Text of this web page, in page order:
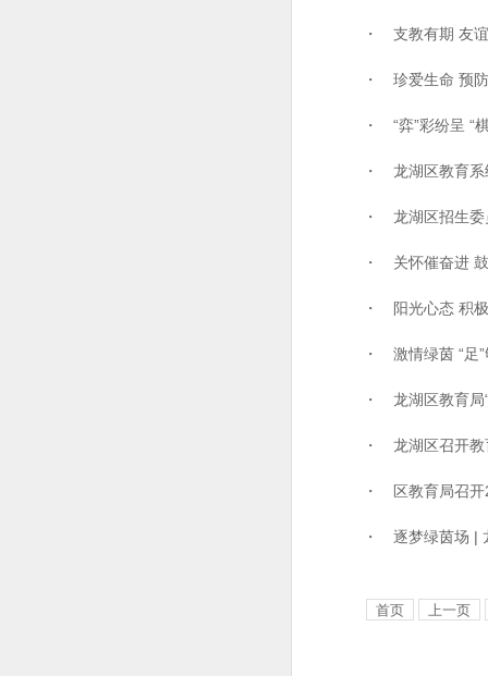
・ 支教有期 友
・ 珍爱生命 预
・ “弈”彩纷呈 “
・ 龙湖区教育系
・ 龙湖区招生委
・ 关怀催奋进
・ 阳光心态 积
・ 激情绿茵 “足
・ 龙湖区教育局
・ 龙湖区召开教
・ 区教育局召开
・ 逐梦绿茵场 |
首页 上一页